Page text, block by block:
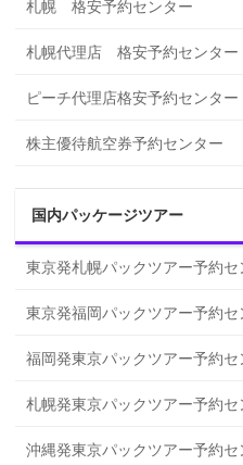
札幌 格安予約センター
札幌代理店 格安予約センター
ピーチ代理店格安予約センター
株主優待航空券予約センター
国内パッケージツアー
東京発札幌パックツアー予約セ
東京発福岡パックツアー予約セ
福岡発東京パックツアー予約セ
札幌発東京パックツアー予約セ
沖縄発東京パックツアー予約セ